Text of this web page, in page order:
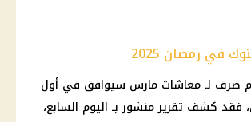
في رمضان 2025
صرف لـ معاشات مارس سيوافق في أول
، فقد كشف تقرير منشور بـ اليوم السابع،